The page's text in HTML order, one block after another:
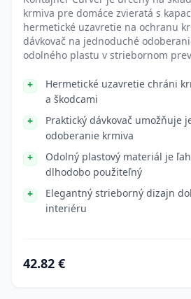
krmiva pre domáce zvieratá s
hermetické uzavretie na ochranu
dávkovač na jednoduché
odolného plastu v striebornom
Hermetické uzavretie chráni
a škodcami
Praktický dávkovač umožňuje
odoberanie krmiva
Odolný plastový materiál je
dlhodobo použiteľný
Elegantný strieborný dizajn
interiéru
42.82 €